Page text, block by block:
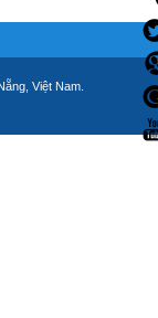
Việt Nam.